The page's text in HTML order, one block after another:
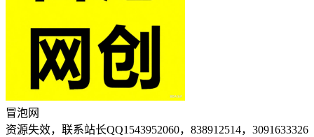
冒泡网
资源失效，联系站长QQ1543952060，838912514，3091633326